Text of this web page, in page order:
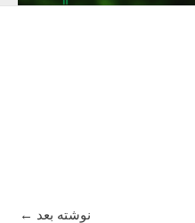
نوشته بعد ←